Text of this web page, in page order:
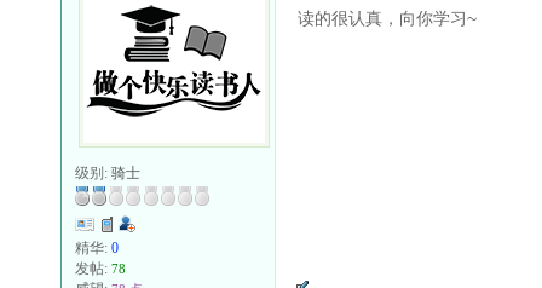
级别: 骑士
精华: 0
发帖: 78
读的很认真，向你学习~